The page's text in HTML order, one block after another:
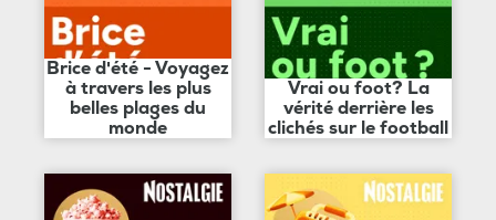
Brice d'été - Voyagez
à travers les plus
belles plages du
monde
Vrai ou foot? La
vérité derrière les
clichés sur le football